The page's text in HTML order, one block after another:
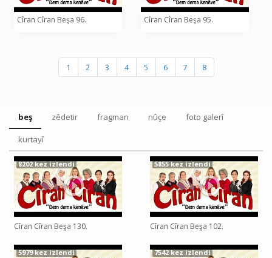
Cîran Cîran Beşa 96. Cîran Cîran Beşa 95.
1 2 3 4 5 6 7 8
beş zêdetir fragman nûçe foto galerî
kurtayî
Cîran Cîran Beşa 130.
8202 kez izlendi
Cîran Cîran Beşa 102.
5855 kez izlendi
5979 kez izlendi 7542 kez izlendi